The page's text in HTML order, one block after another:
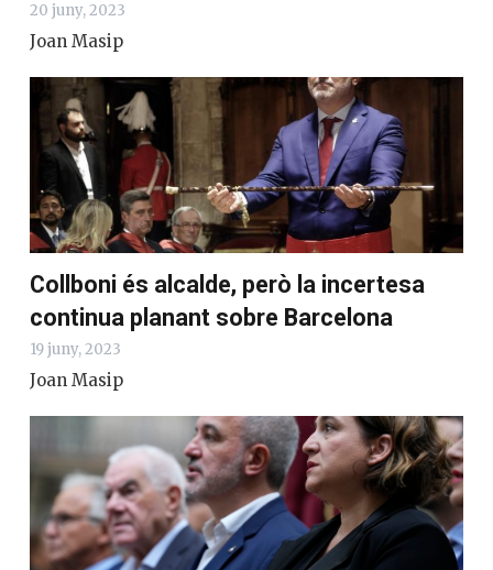
20 juny, 2023
Joan Masip
Collboni és alcalde, però la incertesa
continua planant sobre Barcelona
19 juny, 2023
Joan Masip